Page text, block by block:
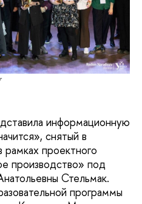
информационную
снятый в
проектного
производство» под
Стельмак.
программы